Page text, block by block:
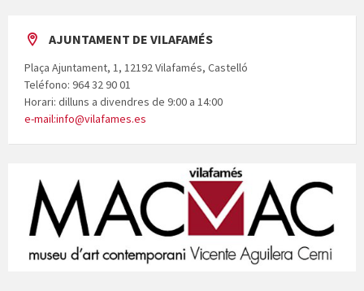
AJUNTAMENT DE VILAFAMÉS
Plaça Ajuntament, 1, 12192 Vilafamés, Castelló
Teléfono: 964 32 90 01
Horari: dilluns a divendres de 9:00 a 14:00
e-mail:info@vilafames.es